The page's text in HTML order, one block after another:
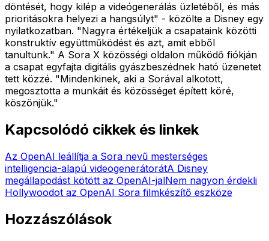
döntését, hogy kilép a videógenerálás üzletéből, és más
prioritásokra helyezi a hangsúlyt" - közölte a Disney egy
nyilatkozatban. "Nagyra értékeljük a csapataink közötti
konstruktív együttműködést és azt, amit ebből
tanultunk." A Sora X közösségi oldalon működő fiókján
a csapat egyfajta digitális gyászbeszédnek ható üzenetet
tett közzé. "Mindenkinek, aki a Sorával alkotott,
megosztotta a munkáit és közösséget épített köré,
köszönjük."
Kapcsolódó cikkek és linkek
Az OpenAI leállítja a Sora nevű mesterséges
intelligencia-alapú videogenerátorátA Disney
megállapodást kötött az OpenAI-jalNem nagyon érdekli
Hollywoodot az OpenAI Sora filmkészítő eszköze
Hozzászólások